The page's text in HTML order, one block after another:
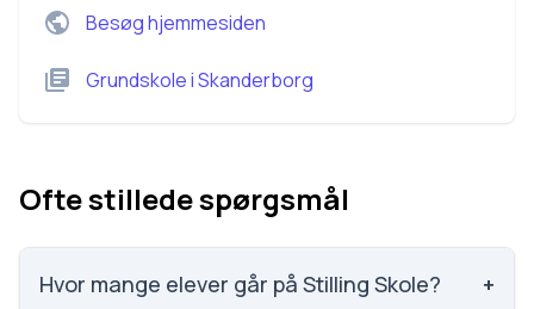
Besøg hjemmesiden
GrundskoleiSkanderborg
Ofte stillede spørgsmål
Hvor mange elever går på Stilling Skole? +